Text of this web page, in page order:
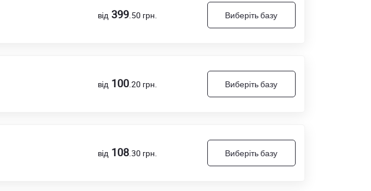
від 399.50 грн. Виберіть базу
від 100.20 грн. Виберіть базу
від 108.30 грн. Виберіть базу